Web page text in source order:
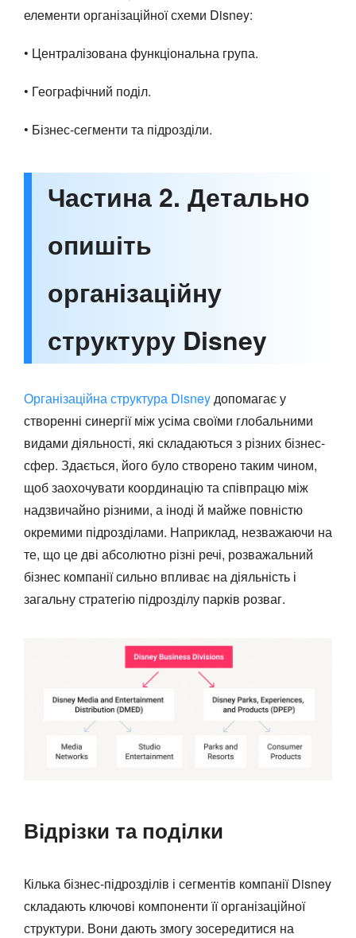
елементи організаційної схеми Disney:
• Централізована функціональна група.
• Географічний поділ.
• Бізнес-сегменти та підрозділи.
Частина 2. Детально
опишіть
організаційну
структуру Disney
Організаційна структура Disney допомагає у
створенні синергії між усіма своїми глобальними
видами діяльності, які складаються з різних бізнес-
сфер. Здається, його було створено таким чином,
щоб заохочувати координацію та співпрацю між
надзвичайно різними, а іноді й майже повністю
окремими підрозділами. Наприклад, незважаючи на
те, що це дві абсолютно різні речі, розважальний
бізнес компанії сильно впливає на діяльність і
загальну стратегію підрозділу парків розваг.
Відрізки та поділки
Кілька бізнес-підрозділів і сегментів компанії Disney
складають ключові компоненти її організаційної
структури. Вони дають змогу зосередитися на